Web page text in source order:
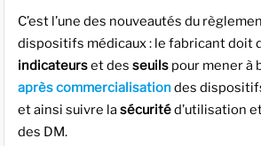
C’est l’une des nouveautés du
dispositifs médicaux : le fabricant doit
indicateurset des seuilspour mener à
après commercialisationdes
et ainsi suivre la sécuritéd’utilisation
des DM.